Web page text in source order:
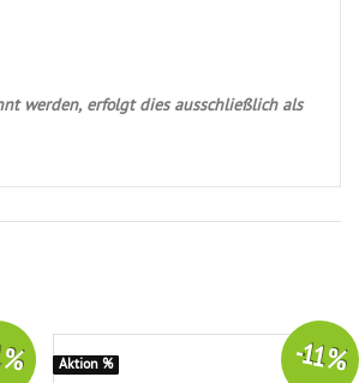
werden, erfolgt dies ausschließlich als
-11 %
Aktion %